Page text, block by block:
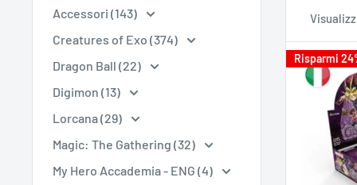
Accessori (143)
Creatures of Exo (374)
Dragon Ball (22)
Digimon (13)
Lorcana (29)
Magic: The Gathering (32)
My Hero Accademia - ENG (4)
Risparmi